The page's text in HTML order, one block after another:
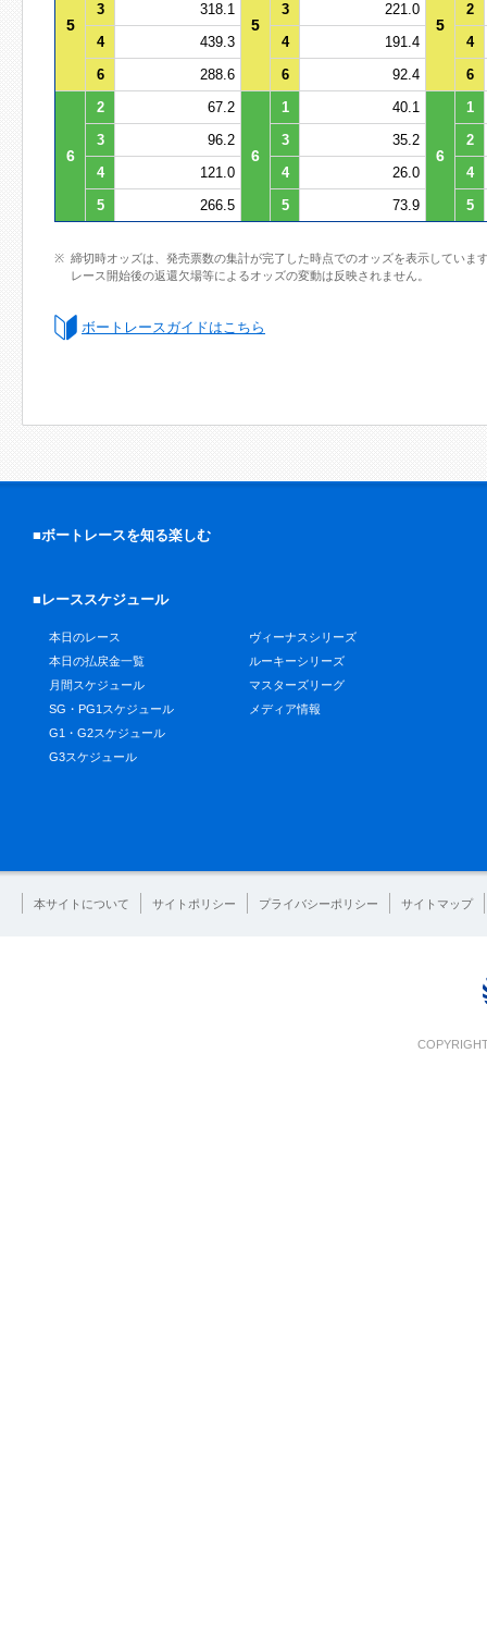
5 5 5
3
318.1 3 221.0
2
4
439.3 4 191.4
4
6
288.6 6 92.4 6
6
2 67.2
6
1 40.1
6
1
3
96.2 3 35.2
2
4
121.0 4 26.0
4
5
266.5 5 73.9 5
締切時オッズは、発売票数の集計が完了した時点でのオッズを表示していま
レース開始後の返還欠場等によるオッズの変動は反映されません。
ボートレースガイドはこちら
■ボートレースを知る楽しむ
■レーススケジュール
本日のレース
本日の払戻金一覧
月間スケジュール
SG・PG1スケジュール
G1・G2スケジュール
G3スケジュール
ヴィーナスシリーズ
ルーキーシリーズ
マスターズリーグ
メディア情報
本サイトについて サイトポリシー プライバシーポリシー サイトマップ